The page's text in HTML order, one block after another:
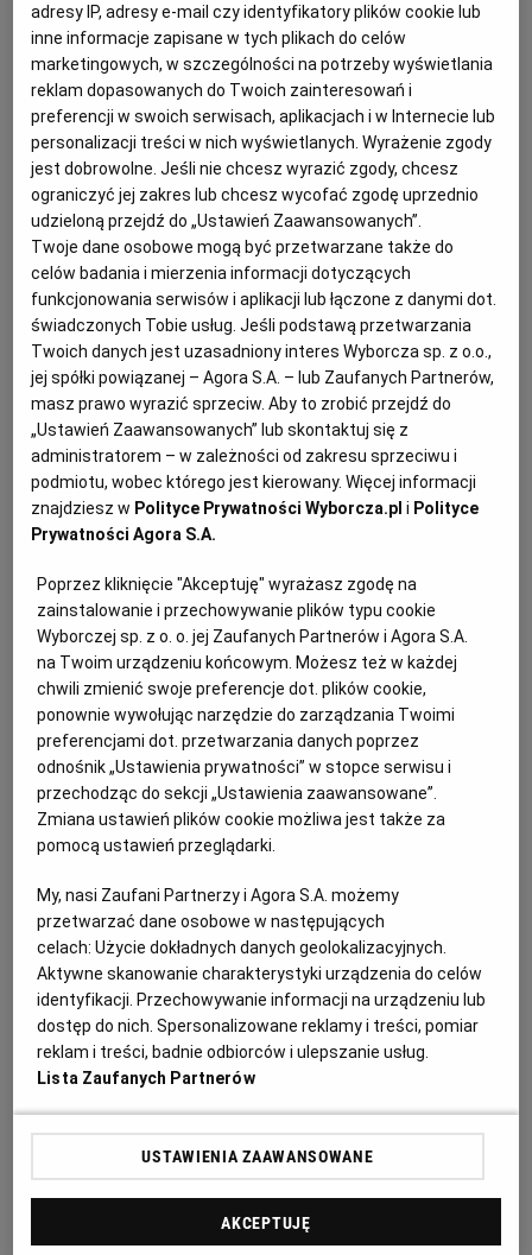
DOMOWE PRZETWORY
SOST, DIPY I INNE DODATKI
KUCHNIA MEKSYKAŃSKA
KUCHNIA INDYJSKA
KUCHNIA HISZPAŃSKA
KUCHNIA NIEMIECKA
GLIWICE
GORZÓW WIELKOPOLSKI
KALISZ
KATOWICE
KIELCE
KOSZALIN
KRAKÓW
ŁÓDŹ
OLSZTYN
OPOLE
PŁOCK
POZNAŃ
RADOM
RYBNIK
RZESZÓW
SOSNOWIEC
WYBORCZA TV I VOD
TYLKO ZDROWIE
KSIĄŻKI. MAGAZYN DO CZYTANIA
NASZA EUROPA
SŁÓWKA. MAGAZYN O JĘZYKU
BIQDATA
JUTRONAUCI
ARCHIWUM
INNE SERWISY
GAZETA.PL
TOK FM
SPORT.PL
PUBLIO.PL
KULTURALNYSKLEP.PL
DZIECKO
ZDROWIE
POGODA
PODRÓŻE
WIDEO
FORUM
Czy coś kojarzy się ze złotą polską jesienią bardziej niż
sezonowe owoce? Jabłka, gruszki, pigwy i oczywiście
śliwki... Istnieje wiele ich odmian, jednak to o węgierce
zazwyczaj myślimy po usłyszeniu słowa „śliwka". Jej
drzewo należy do najbardziej popularnych roślin
sadowniczych - jest bardzo łatwa w uprawie, przez co
wiele osób sadzi ją nawet na działkach. Śliwa
odwdzięcza się dużą ilością owoców, które pojawiają
się co roku i są niezastąpione w kuchni zarówno przy
wytrawnych, jak i słodkich daniach. Śliwki szczególnie
dobrze komponują się z mięsami oraz można z nich
tworzyć wspaniałe wypieki - drożdżówki,ciasta
Przepis na jedną z nich poznacie dzisiaj. Płatki
migdałowe icynamonidealnie współgrają z
kwaskowatym smakiem śliwek, komplementując
Dzięki dodaniu cukru wanilinowego kruchy spód
również ma delikatny, słodkawy posmak.
Tarta ze śliwkami - składniki:
½ kg śliwek węgierek
2 łyżeczki cynamonu
50 g cukru lub ksylitolu
adresy IP, adresy e-mail czy identyfikatory plików cookie lub
inne informacje zapisane w tych plikach do celów
marketingowych, w szczególności na potrzeby wyświetlania
reklam dopasowanych do Twoich zainteresowań i
preferencji w swoich serwisach, aplikacjach i w Internecie lub
personalizacji treści w nich wyświetlanych. Wyrażenie zgody
jest dobrowolne. Jeśli nie chcesz wyrazić zgody, chcesz
ograniczyć jej zakres lub chcesz wycofać zgodę uprzednio
udzieloną przejdź do „Ustawień Zaawansowanych”.
Twoje dane osobowe mogą być przetwarzane także do
celów badania i mierzenia informacji dotyczących
funkcjonowania serwisów i aplikacji lub łączone z danymi dot.
świadczonych Tobie usług. Jeśli podstawą przetwarzania
Twoich danych jest uzasadniony interes Wyborcza sp. z o.o.,
jej spółki powiązanej – Agora S.A. – lub Zaufanych Partnerów,
masz prawo wyrazić sprzeciw. Aby to zrobić przejdź do
„Ustawień Zaawansowanych” lub skontaktuj się z
administratorem – w zależności od zakresu sprzeciwu i
podmiotu, wobec którego jest kierowany. Więcej informacji
znajdziesz w Polityce Prywatności Wyborcza.pl i Polityce
Prywatności Agora S.A.
Poprzez kliknięcie "Akceptuję" wyrażasz zgodę na
zainstalowanie i przechowywanie plików typu cookie
Wyborczej sp. z o. o. jej Zaufanych Partnerów i Agora S.A.
na Twoim urządzeniu końcowym. Możesz też w każdej
chwili zmienić swoje preferencje dot. plików cookie,
ponownie wywołując narzędzie do zarządzania Twoimi
preferencjami dot. przetwarzania danych poprzez
odnośnik „Ustawienia prywatności” w stopce serwisu i
przechodząc do sekcji „Ustawienia zaawansowane”.
Zmiana ustawień plików cookie możliwa jest także za
pomocą ustawień przeglądarki.
My, nasi Zaufani Partnerzy i Agora S.A. możemy
przetwarzać dane osobowe w następujących
celach:Użycie dokładnych danych geolokalizacyjnych.
Aktywne skanowanie charakterystyki urządzenia do celów
identyfikacji. Przechowywanie informacji na urządzeniu lub
dostęp do nich. Spersonalizowane reklamy i treści, pomiar
reklam i treści, badnie odbiorców i ulepszanie usług.
Lista Zaufanych Partnerów
USTAWIENIA ZAAWANSOWANE
AKCEPTUJĘ